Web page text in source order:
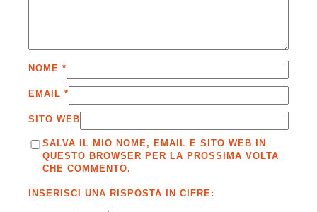
NOME *
EMAIL *
SITO WEB
SALVA IL MIO NOME, EMAIL E SITO WEB IN
QUESTO BROWSER PER LA PROSSIMA VOLTA
CHE COMMENTO.
INSERISCI UNA RISPOSTA IN CIFRE: